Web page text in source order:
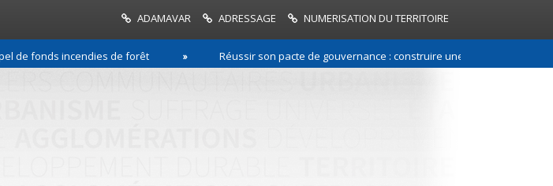
ADAMAVAR ADRESSAGE NUMERISATION DU TERRITOIRE
fonds incendies de forêt Réussir son pacte de gouvernance : construire une relation de